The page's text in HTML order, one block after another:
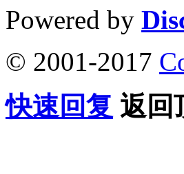
Powered by
© 2001-2017
快速回复 返回